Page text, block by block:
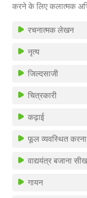
करने के लिए कलात्मक
रचनात्मक लेखन
नृत्य
जिल्दसाजी
चित्रकारी
कढ़ाई
फूल व्यवस्थित करना
वाद्ययंत्र बजाना
गायन